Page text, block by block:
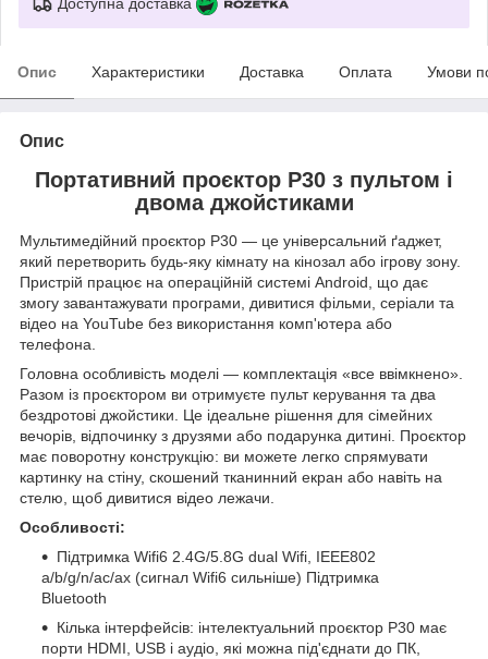
Опис Характеристики Доставка Оплата Умови
Опис
Портативний проєктор P30 з пультом і
двома джойстиками
Мультимедійний проєктор P30 — це універсальний ґаджет,
який перетворить будь-яку кімнату на кінозал або ігрову зону.
Пристрій працює на операційній системі Android, що дає
змогу завантажувати програми, дивитися фільми, серіали та
відео на YouTube без використання комп'ютера або
телефона.
Головна особливість моделі — комплектація «все ввімкнено».
Разом із проєктором ви отримуєте пульт керування та два
бездротові джойстики. Це ідеальне рішення для сімейних
вечорів, відпочинку з друзями або подарунка дитині. Проєктор
має поворотну конструкцію: ви можете легко спрямувати
картинку на стіну, скошений тканинний екран або навіть на
стелю, щоб дивитися відео лежачи.
Особливості:
Підтримка Wifi6 2.4G/5.8G dual Wifi, IEEE802
a/b/g/n/ac/ax (сигнал Wifi6 сильніше) Підтримка
Bluetooth
Кілька інтерфейсів: інтелектуальний проєктор P30 має
порти HDMI, USB і аудіо, які можна під'єднати до ПК,